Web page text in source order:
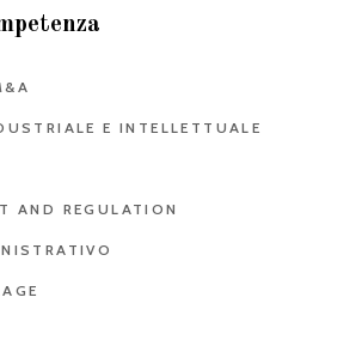
E INTELLETTUALE
AND REGULATION